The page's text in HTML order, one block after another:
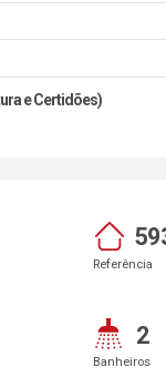
e Certidões)
Referência
2
Banheiros